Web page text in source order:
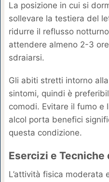
La posizione in cui si
sollevare la testiera del
ridurre il reflusso
attendere almeno 2-3
sdraiarsi.
Gli abiti stretti intorno
sintomi, quindi è
comodi. Evitare il fumo e
alcol porta benefici
questa condizione.
Esercizi e Tecniche
L’attività fisica moderata